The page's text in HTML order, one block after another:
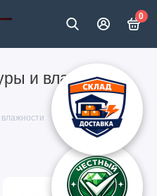
0
и влажности